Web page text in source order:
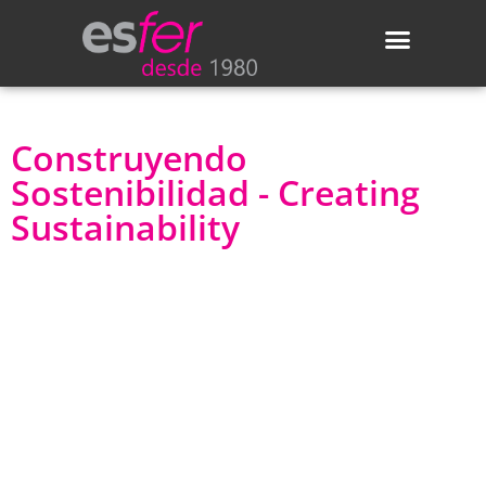
Construyendo
Sostenibilidad - Creating
Sustainability